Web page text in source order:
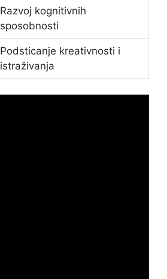
Razvoj kognitivnih
sposobnosti
Podsticanje kreativnosti i
istraživanja